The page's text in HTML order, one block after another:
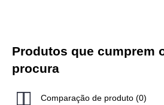
Produtos que cumprem
procura
Comparação de produto (0)